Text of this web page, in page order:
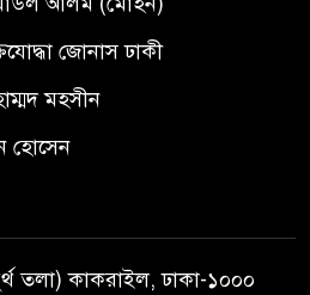
জোনাস ঢাকী
মহসীন
হোসেন
তলা) কাকরাইল, ঢাকা-১০০০